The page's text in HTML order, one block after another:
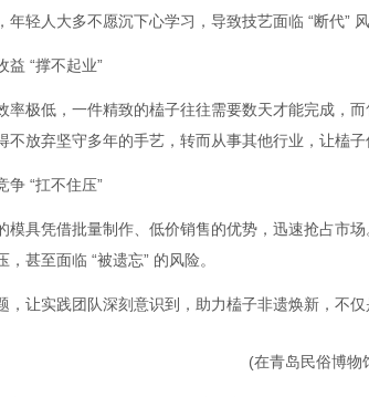
年轻人大多不愿沉下心学习，导致技艺面临 “断代” 风
益 “撑不起业”
率极低，一件精致的榼子往往需要数天才能完成，
不放弃坚守多年的手艺，转而从事其他行业，让榼子
争 “扛不住压”
模具凭借批量制作、低价销售的优势，迅速抢占市
甚至面临 “被遗忘” 的风险。
，让实践团队深刻意识到，助力榼子非遗焕新，不
(在青岛民俗博物